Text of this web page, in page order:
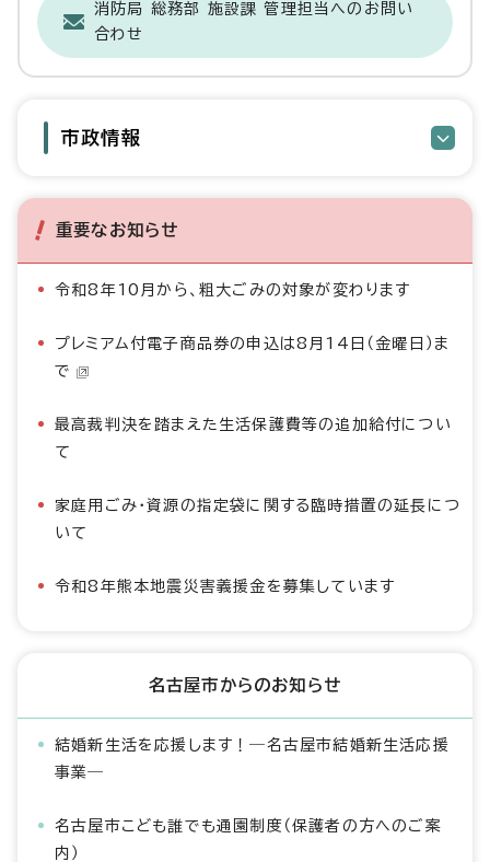
消防局 総務部 施設課 管理担当へのお問い
合わせ
市政情報
重要なお知らせ
令和8年10月から、粗大ごみの対象が変わります
プレミアム付電子商品券の申込は8月14日（金曜日）ま
で
最高裁判決を踏まえた生活保護費等の追加給付につい
て
家庭用ごみ・資源の指定袋に関する臨時措置の延長につ
いて
令和8年熊本地震災害義援金を募集しています
名古屋市からのお知らせ
結婚新生活を応援します！―名古屋市結婚新生活応援
事業―
名古屋市こども誰でも通園制度（保護者の方へのご案
内）